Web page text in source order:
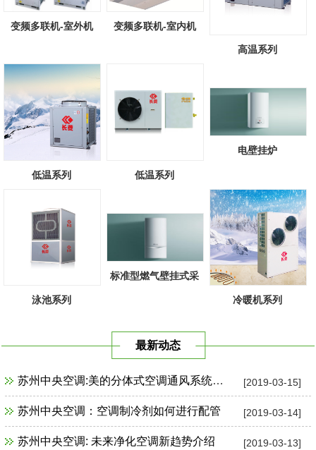
变频多联机-室外机 变频多联机-室内机
高温系列
低温系列 低温系列
电壁挂炉
泳池系列
标准型燃气壁挂式采
冷暖机系列
最新动态
[2019-03-15]
苏州中央空调:美的分体式空调通风系统故障检修
[2019-03-14]
苏州中央空调：空调制冷剂如何进行配管
[2019-03-13]
苏州中央空调: 未来净化空调新趋势介绍